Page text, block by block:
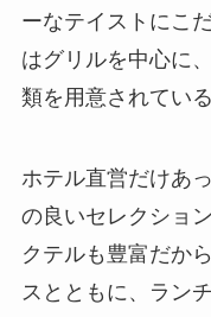
ーなテイストにこ
はグリルを中心に
類を用意されてい
ホテル直営だけあ
の良いセレクショ
クテルも豊富だか
スとともに、ラン